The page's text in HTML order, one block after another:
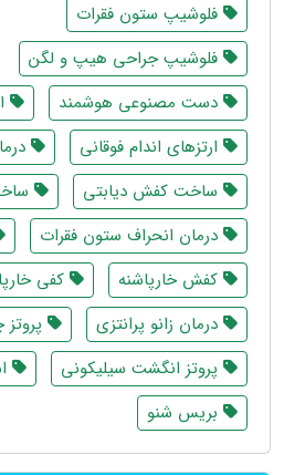
فلوشیپ ستون فقرات
فلوشیپ جراحی هیپ و لگن
دست مصنوعی هوشمند
ارتزهای اندام فوقانی
ساخت کفش دیابتی
درمان انحراف ستون فقرات
کفش خارپاشنه
کفی
درمان زانو پرانتزی
پروتز انگشت سیلیکونی
بریس شنو